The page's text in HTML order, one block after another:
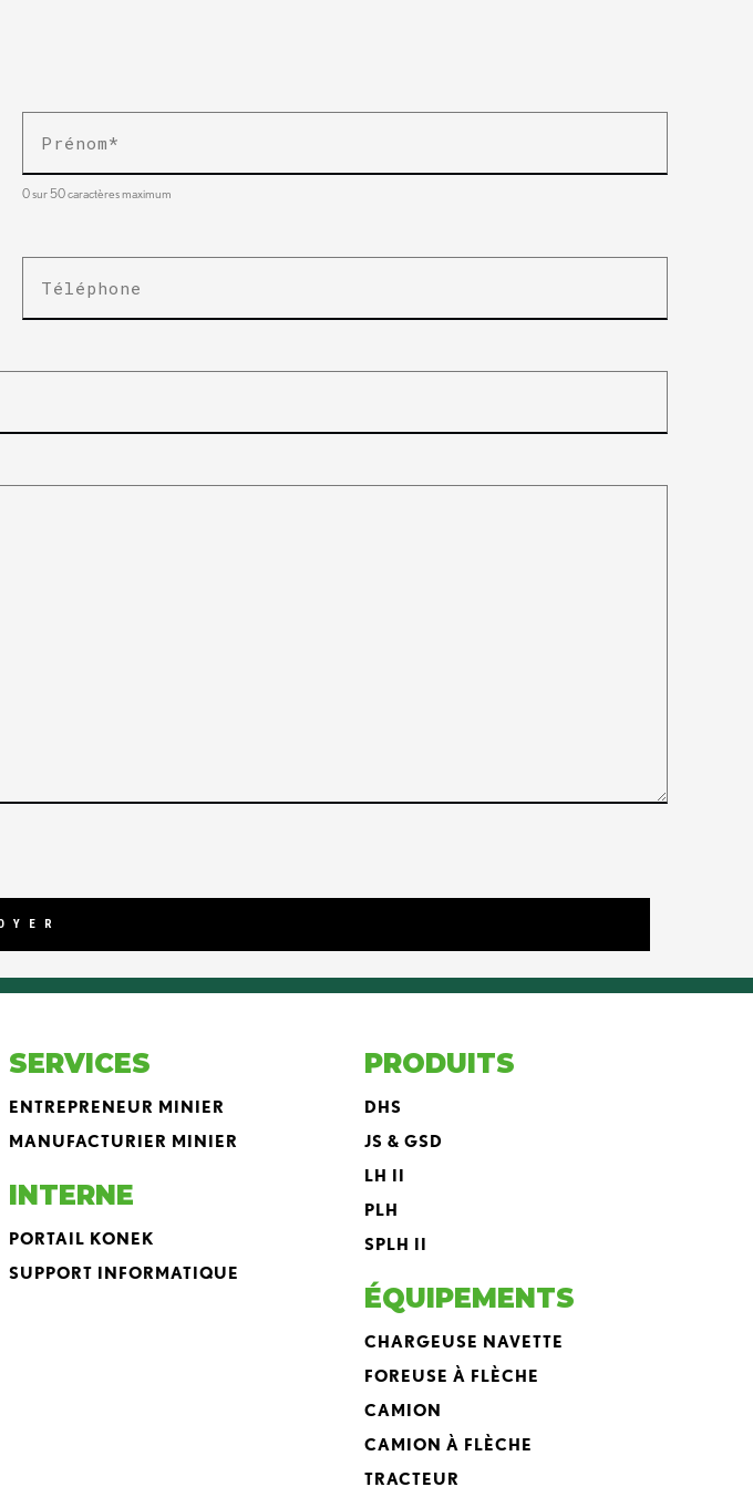
0 sur 50 caractères maximum
SERVICES
ENTREPRENEUR MINIER
MANUFACTURIER MINIER
INTERNE
PORTAIL KONEK
SUPPORT INFORMATIQUE
PRODUITS
DHS
JS & GSD
LH II
PLH
SPLH II
ÉQUIPEMENTS
CHARGEUSE NAVETTE
FOREUSE À FLÈCHE
CAMION
CAMION À FLÈCHE
TRACTEUR